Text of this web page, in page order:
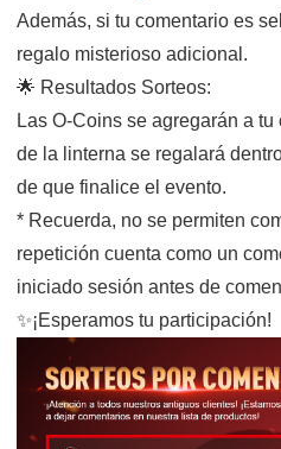
Además, si tu comentario es
regalo misterioso adicional.
🌟 Resultados Sorteos:
Las O-Coins se agregarán a
de la linterna se regalará
de que finalice el evento.
* Recuerda, no se permiten
repetición cuenta como un
iniciado sesión antes de
✨¡Esperamos tu participación!